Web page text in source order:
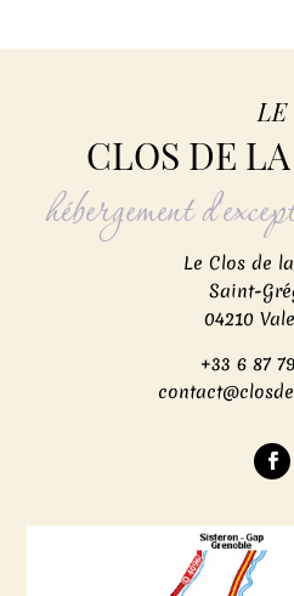
LE
CLOS DE
hébergement
Le Clos de
Saint-
04210
+33 6 87